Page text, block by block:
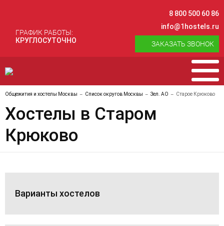
ГРАФИК РАБОТЫ:
КРУГЛОСУТОЧНО
8 800 500 60 86
info@1hostels.ru
ЗАКАЗАТЬ ЗВОНОК
Общежития и хостелы Москвы Список округов Москвы Зел. АО Старое Крюково
Хостелы в Старом
Крюково
Варианты хостелов